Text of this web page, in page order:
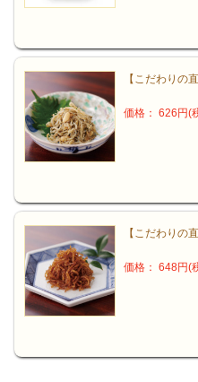
人の主食であるお米の美味
的の一つとしたいと思いま
発酵食品、また、こだわり
いきます。日本全国47都道
豊かな特産・名産品がたく
だを健やかに保つ和食の妙
文責：代表・富士村夏樹
「もっと健康
【こだわりの
価格： 626円(
【こだわりの
価格： 648円(